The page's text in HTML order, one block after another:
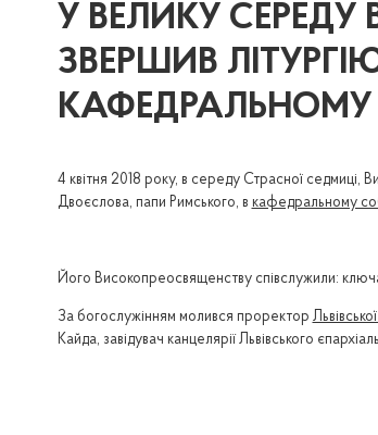
У ВЕЛИКУ
ЗВЕРШИВ
КАФЕДРАЛЬНОМУ
4 квітня 2018 року, в середу Страсної седмиці,
Двоєслова, папи Римського, в кафедральному
Його Високопреосвященству співслужили:
За богослужінням молився проректор
Кайда, завідувач канцелярії Львівського